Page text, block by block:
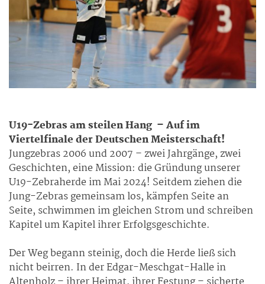
U19-Zebras am steilen Hang – Auf im
Viertelfinale der Deutschen Meisterschaft!
Jungzebras 2006 und 2007 – zwei Jahrgänge, zwei
Geschichten, eine Mission: die Gründung unserer
U19-Zebraherde im Mai 2024! Seitdem ziehen die
Jung-Zebras gemeinsam los, kämpfen Seite an
Seite, schwimmen im gleichen Strom und schreiben
Kapitel um Kapitel ihrer Erfolgsgeschichte.
Der Weg begann steinig, doch die Herde ließ sich
nicht beirren. In der Edgar-Meschgat-Halle in